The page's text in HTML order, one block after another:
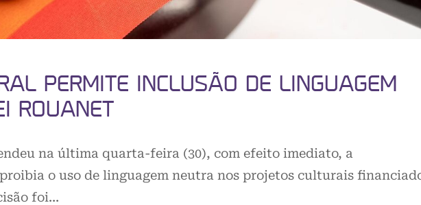
PERMITE INCLUSÃO DE LINGUAGEM
ROUANET
na última quarta-feira (30), com efeito imediato, a
o uso de linguagem neutra nos projetos culturais
foi…